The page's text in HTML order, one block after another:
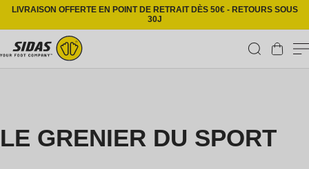
Ignorer et passer au contenu
LIVRAISON OFFERTE EN POINT DE RETRAIT DÈS 50€ - RETOURS SOUS
30J
Panier
LE GRENIER DU SPORT